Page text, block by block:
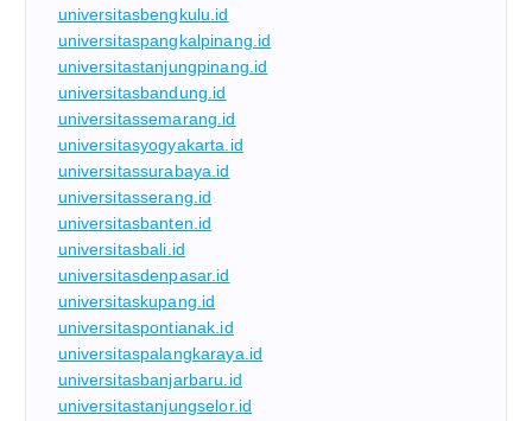
universitasbengkulu.id
universitaspangkalpinang.id
universitastanjungpinang.id
universitasbandung.id
universitassemarang.id
universitasyogyakarta.id
universitassurabaya.id
universitasserang.id
universitasbanten.id
universitasbali.id
universitasdenpasar.id
universitaskupang.id
universitaspontianak.id
universitaspalangkaraya.id
universitasbanjarbaru.id
universitastanjungselor.id